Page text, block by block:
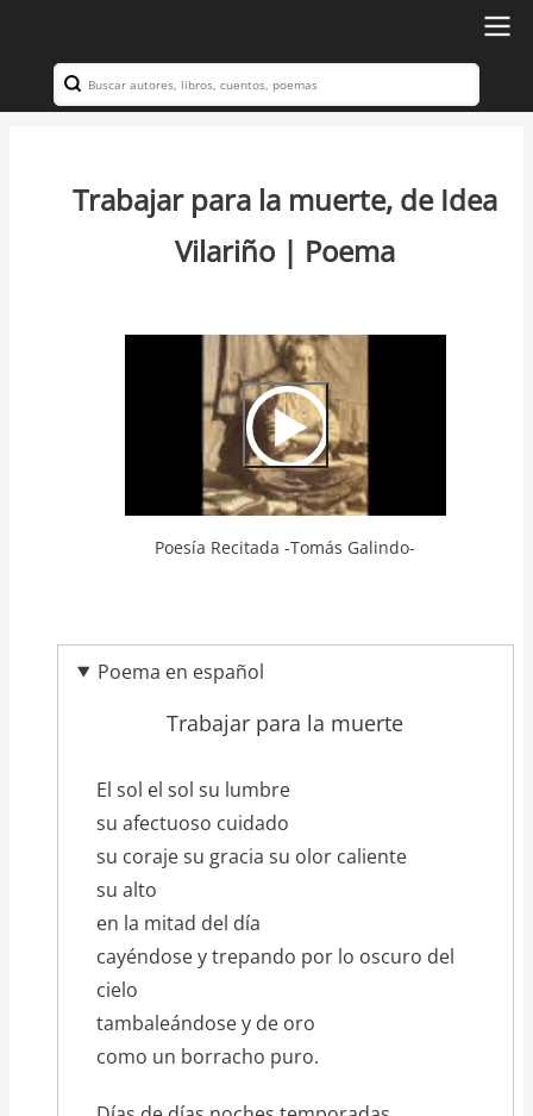
contenido
principal
Navegación
Search
Trabajar para la muerte, de Idea
Vilariño | Poema
Video
Url
Poesía Recitada -Tomás Galindo-
Poema en español
Trabajar para la muerte
texto_poema
El sol el sol su lumbre
su afectuoso cuidado
su coraje su gracia su olor caliente
su alto
en la mitad del día
cayéndose y trepando por lo oscuro del
cielo
tambaleándose y de oro
como un borracho puro.